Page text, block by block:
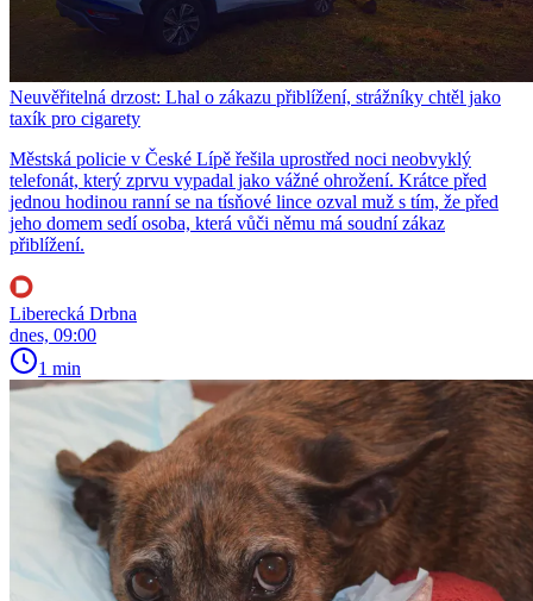
Neuvěřitelná drzost: Lhal o zákazu přiblížení, strážníky chtěl jako
taxík pro cigarety
Městská policie v České Lípě řešila uprostřed noci neobvyklý
telefonát, který zprvu vypadal jako vážné ohrožení. Krátce před
jednou hodinou ranní se na tísňové lince ozval muž s tím, že před
jeho domem sedí osoba, která vůči němu má soudní zákaz
přiblížení.
Liberecká Drbna
dnes, 09:00
1 min